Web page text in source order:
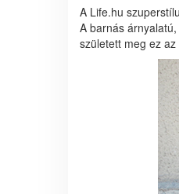
A Life.hu
A barnás
született meg ez